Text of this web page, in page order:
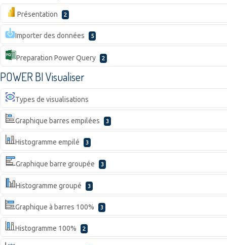
Présentation 2
Importer des données 5
Preparation Power Query 2
POWER BI Visualiser
Types de visualisations
Graphique barres empilées 3
Histogramme empilé 3
Graphique barre groupée 3
Histogramme groupé 3
Graphique à barres 100% 3
Histogramme 100% 2